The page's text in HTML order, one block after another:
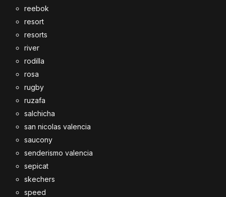
reebok
resort
resorts
river
rodilla
rosa
rugby
ruzafa
salchicha
san nicolas valencia
saucony
senderismo valencia
sepicat
skechers
speed